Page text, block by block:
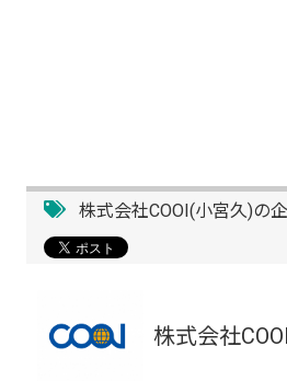
株式会社COOI(小宮久)の
株式会社